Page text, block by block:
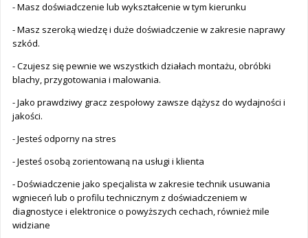
- Masz doświadczenie lub wykształcenie w tym kierunku
- Masz szeroką wiedzę i duże doświadczenie w zakresie naprawy
szkód.
- Czujesz się pewnie we wszystkich działach montażu, obróbki
blachy, przygotowania i malowania.
- Jako prawdziwy gracz zespołowy zawsze dążysz do wydajności i
jakości.
- Jesteś odporny na stres
- Jesteś osobą zorientowaną na usługi i klienta
- Doświadczenie jako specjalista w zakresie technik usuwania
wgnieceń lub o profilu technicznym z doświadczeniem w
diagnostyce i elektronice o powyższych cechach, również mile
widziane